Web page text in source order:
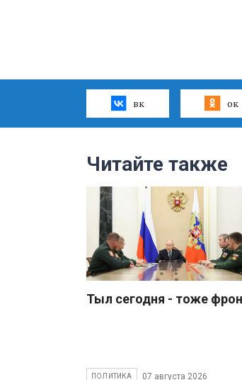
вк ок
Читайте также
Тыл сегодня - тоже
ПОЛИТИКА 07 августа 2026